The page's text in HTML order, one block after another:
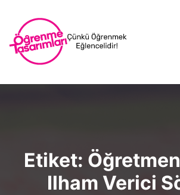
Etiket:
Ilham Verici